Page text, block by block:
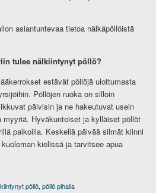
asiantuntevaa tietoa nälkäpöllöistä
tulee nälkiintynyt pöllö?
estävät pöllöjä ulottumasta
Pöllöjen ruoka on silloin
päivisin ja ne hakeutuvat usein
myyriä. Hyväkuntoiset ja kylläiset pöllöt
paikoilla. Keskellä päivää silmät kiinni
kielissä ja tarvitsee apua
pöllö, pöllö pihalla